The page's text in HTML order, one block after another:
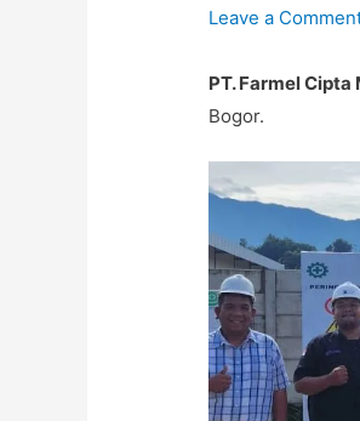
Leave a
PT. Farmel Cipta
Bogor.